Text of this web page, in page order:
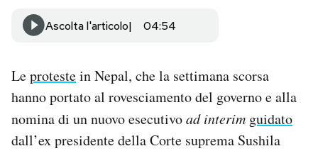
AREA PERSONALE
Area Personale
Newsletter
Ascolta l'articolo 04:54
Leprotestein Nepal, che la settimana scorsa
hanno portato al rovesciamento del governo e alla
nomina di un nuovo esecutivoad interim guidato
dall’ex presidente della Corte suprema Sushila